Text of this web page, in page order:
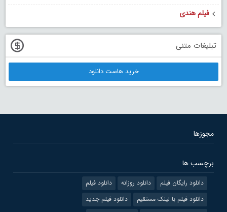
فیلم هندی
تبلیغات متنی
خرید هاست دانلود
مجوزها
برچسب ها
دانلود رایگان فیلم دانلود روزانه
دانلود فیلم
دانلود فیلم با لینک مستقیم
دانلود فیلم جدید